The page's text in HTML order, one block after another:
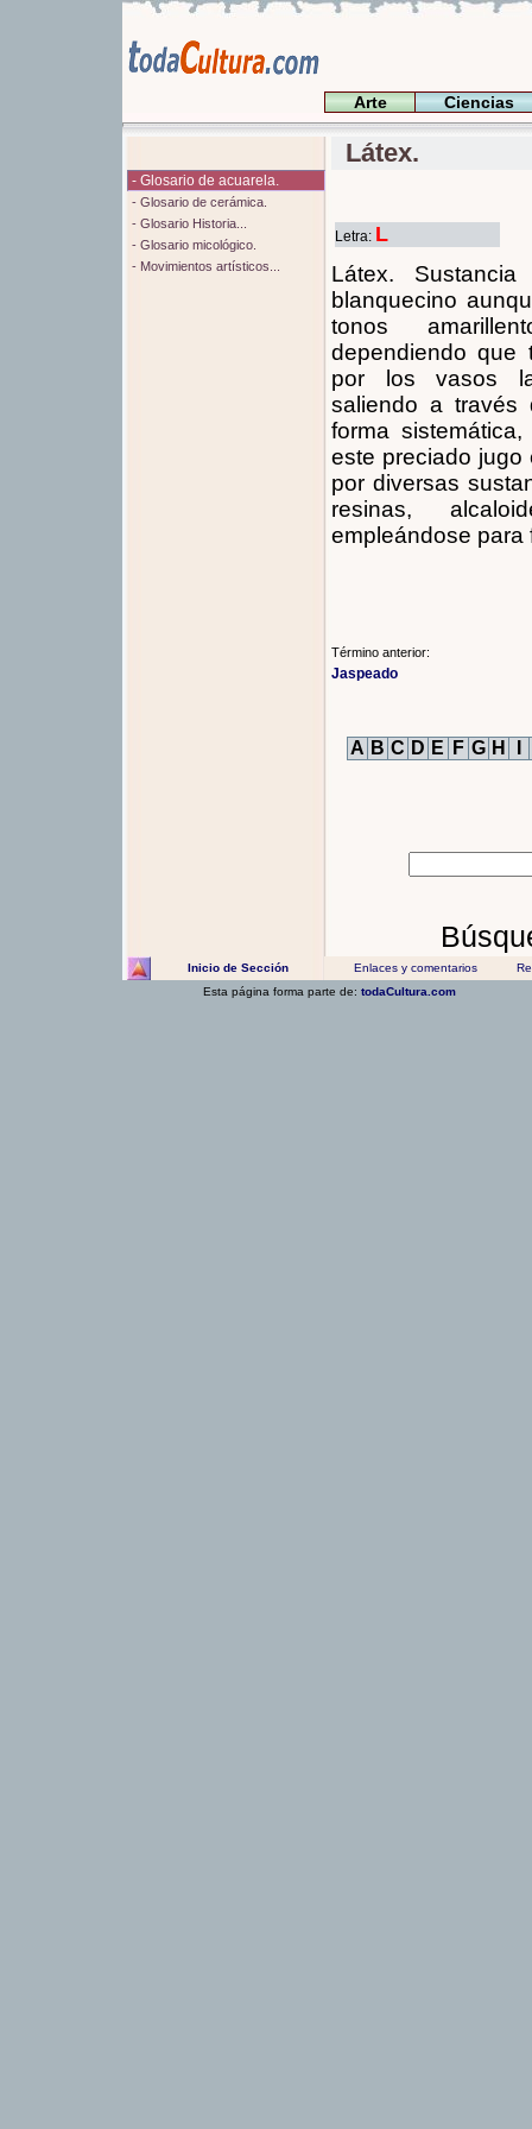
Arte Ciencias
Látex.
- Glosario de acuarela.
- Glosario de cerámica.
- Glosario Historia...
- Glosario micológico.
- Movimientos artísticos...
Letra: L
Látex.
blanquecino
tonos
dependiendo que
por los vasos
saliendo a través
forma
este preciado jugo
por diversas
resinas,
empleándose para
Término anterior:
Jaspeado
A B C D E F G H
Inicio de Sección Enlaces y comentarios
Esta página forma parte de: todaCultura.com